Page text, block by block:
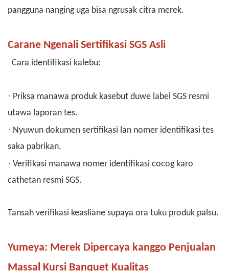
pangguna nanging uga bisa ngrusak citra merek.
Carane Ngenali Sertifikasi SGS Asli
Cara identifikasi kalebu:
· Priksa manawa produk kasebut duwe label SGS resmi
utawa laporan tes.
· Nyuwun dokumen sertifikasi lan nomer identifikasi tes
saka pabrikan.
· Verifikasi manawa nomer identifikasi cocog karo
cathetan resmi SGS.
Tansah verifikasi keasliane supaya ora tuku produk palsu.
Yumeya: Merek Dipercaya kanggo Penjualan
Massal Kursi Banquet Kualitas